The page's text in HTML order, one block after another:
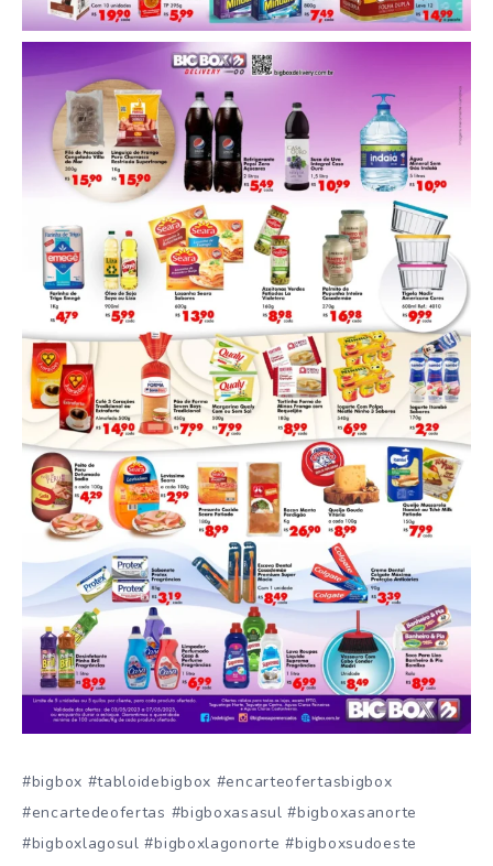
#bigbox #tabloidebigbox #encarteofertasbigbox
#encartedeofertas #bigboxasasul #bigboxasanorte
#bigboxlagosul #bigboxlagonorte #bigboxsudoeste